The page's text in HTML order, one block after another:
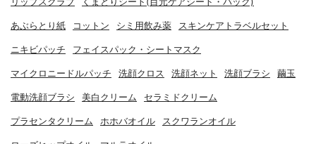
あぶらとり紙 コットン シミ用飲み薬 スキンケアトラベルセット
ニキビパッチ フェイスパック・シートマスク
マイクロニードルパッチ 洗顔クロス 洗顔ネット 洗顔ブラシ 繭玉
電動洗顔ブラシ 美白クリーム セラミドクリーム
プラセンタクリーム ホホバオイル スクワランオイル